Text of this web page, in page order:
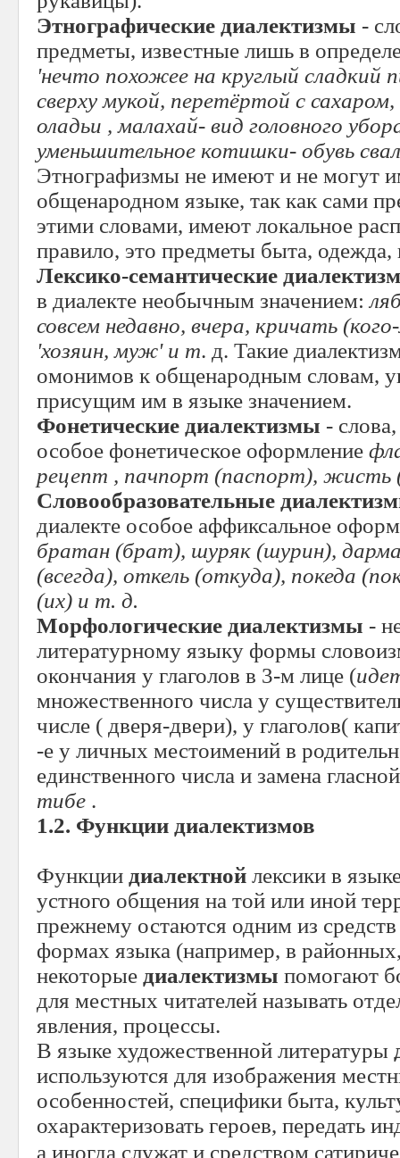
Этнографические диалектизмы -
предметы, известные лишь в
'нечто похожее на круглый сладкий
сверху мукой, перетёртой с
оладьи , малахай- вид головного
уменьшительное котишки- обувь
Этнографизмы не имеют и не могут
общенародном языке, так как сами
этими словами, имеют локальное
правило, это предметы быта, одежда,
Лексико-семантические
в диалекте необычным значением:
совсем недавно, вчера, кричать
'хозяин, муж' и т. д. Такие
омонимов к общенародным словам,
присущим им в языке значением.
Фонетические диалектизмы -
особое фонетическое оформление
рецепт , пачпорт (паспорт), жисть
Словообразовательные
диалекте особое аффиксальное
братан (брат), шуряк (шурин), дарма
(всегда), откель (откуда), покеда
(их) и т. д.
Морфологические диалектизмы -
литературному языку формы
окончания у глаголов в 3-м лице (
множественного числа у
числе ( дверя-двери), у глаголов(
-е у личных местоимений в
единственного числа и замена
тибе .
1.2. Функции диалектизмов
Функции диалектной лексики в
устного общения на той или иной
прежнему остаются одним из
формах языка (например, в
некоторые диалектизмы помогают
для местных читателей называть
явления, процессы.
В языке художественной литературы
используются для изображения
особенностей, специфики быта,
охарактеризовать героев, передать
а иногда служат и средством